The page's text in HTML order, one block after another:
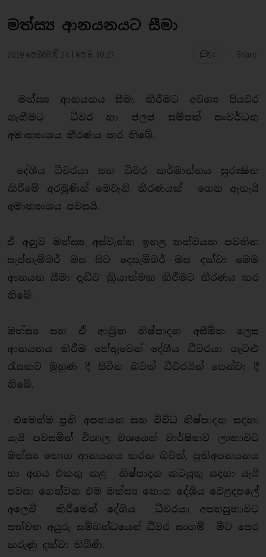
මත්ස්‍ය ආනයනයට සීමා
2019 පෙබරවාරි 24 | පෙ.ව. 10:27 14 - Share
මත්ස්‍ය ආනයනය සීමා කිරීමට අවශ්‍ය පියවර
ගැනීමට ධීවර හා ජලජ සම්පත් සංවර්ධන
අමාත්‍යංශය තීරණය කර තිබේ.
දේශීය ධීවරයා සහ ධිවර කර්මාන්තය සුරක්‍ෂිත
කිරීමේ අරමුණින් මෙවැනි තීරණයක් ගෙන ඇතැයි
අමාත්‍යංශය පවසයි.
ඒ අනුව මත්ස්‍ය අස්වැන්න ඉහළ තත්වයක පවතින
සැප්තැම්බර් මස සිට දෙසැම්බර් මස දක්වා මෙම
ආනයන සීමා දැඩිව ක්‍රියාත්මක කිරීමට තීරණය කර
තිබේ .
මත්ස්‍ය සහ ඒ ආශ්‍රිත නිෂ්පාදන අසීමිත ලෙස
ආනයනය කිරීම හේතුවෙන් දේශීය ධීවරයා ගැටළු
රැසකට මුහුණ දී සිටින බවත් ධීවරයින් පෙන්වා දී
තිබේ.
එමෙන්ම ප්‍රති අපනයන සහ විවිධ නිෂ්පාදන සදහා
යැයි පවසමින් විශාල වශයෙන් වාර්ෂිකව ලංකාවට
මත්ස්‍ය තොග ආනයනය කරන බවත්, ප්‍රතිඅපනයනය
හා අගය එකතු කළ නිෂ්පාදන කටයුතු සදහා යැයි
පවසා ගෙන්වන එම මත්ස්‍ය තොග දේශීය වෙළදපලේ
අලෙවි කිරීමෙන් දේශිය ධීවරයා අපහසුතාවට
පත්වන අයුරු සම්බන්ධයෙන් ධීවර සංගම් මීට පෙර
කරුණු දක්වා තිබිණි.